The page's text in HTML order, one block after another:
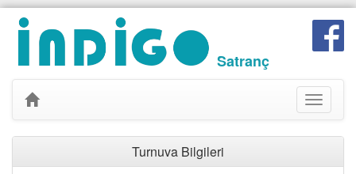
Satranç
Toggle
Turnuva Bilgileri